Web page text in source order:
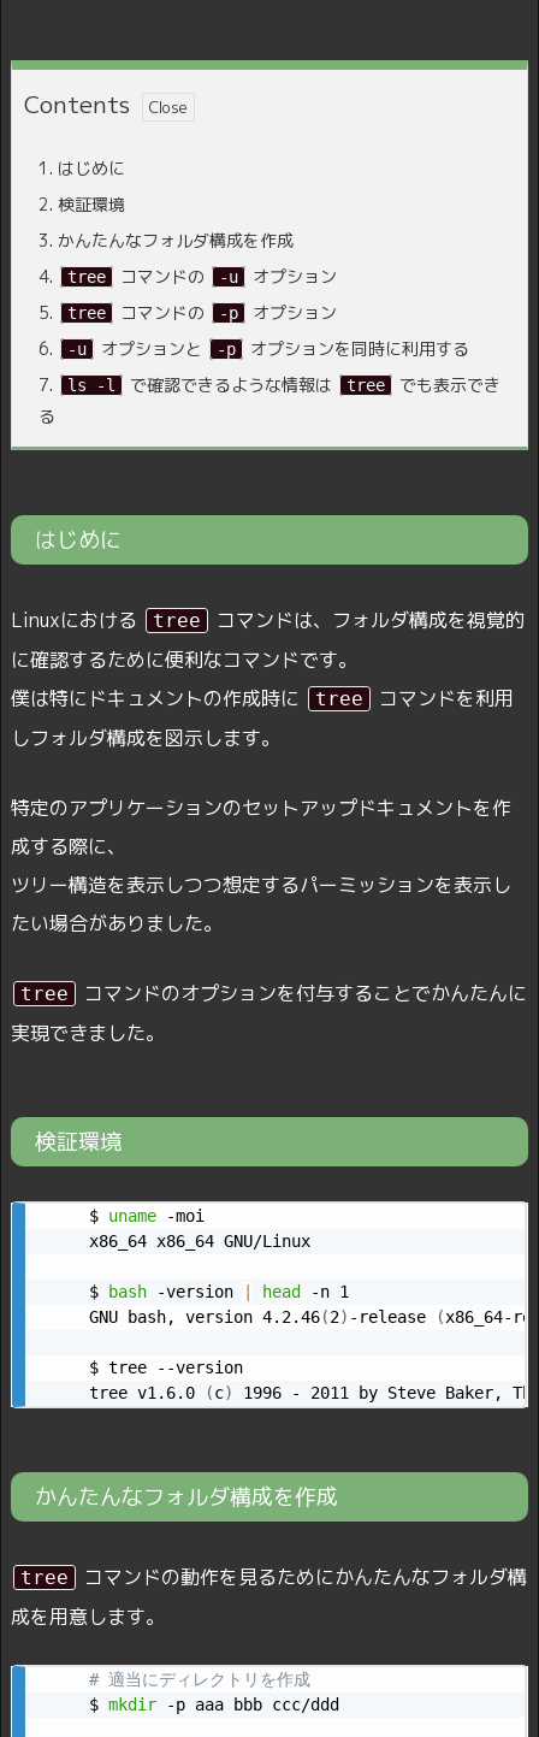
Contents
1. はじめに
2. 検証環境
3. かんたんなフォルダ構成を作成
4.
tree コマンドの -u
オプション
5.
tree コマンドの -p
オプション
6.
-u オプションと -p
オプションを同時に利用する
7.
ls -l で確認できるような情報は tree
でも表示でき
る
はじめに
Linuxにおける tree
コマンドは、フォルダ構成を視覚的
に確認するために便利なコマンドです。
僕は特にドキュメントの作成時に
tree
コマンドを利用
しフォルダ構成を図示します。
特定のアプリケーションのセットアップドキュメントを作
成する際に、
ツリー構造を表示しつつ想定するパーミッションを表示し
たい場合がありました。
tree
コマンドのオプションを付与することでかんたんに
実現できました。
検証環境
$ uname -moi
x86_64 x86_64 GNU/Linux
$ bash -version | head -n 1
GNU bash, version 4.2.46(2) -release (x86_64-
$ tree --version
tree v1.6.0
(c) 1996 - 2011 by Steve Baker,
かんたんなフォルダ構成を作成
tree
コマンドの動作を見るためにかんたんなフォルダ構
成を用意します。
# 適当にディレクトリを作成
$ mkdir -p aaa bbb ccc/ddd